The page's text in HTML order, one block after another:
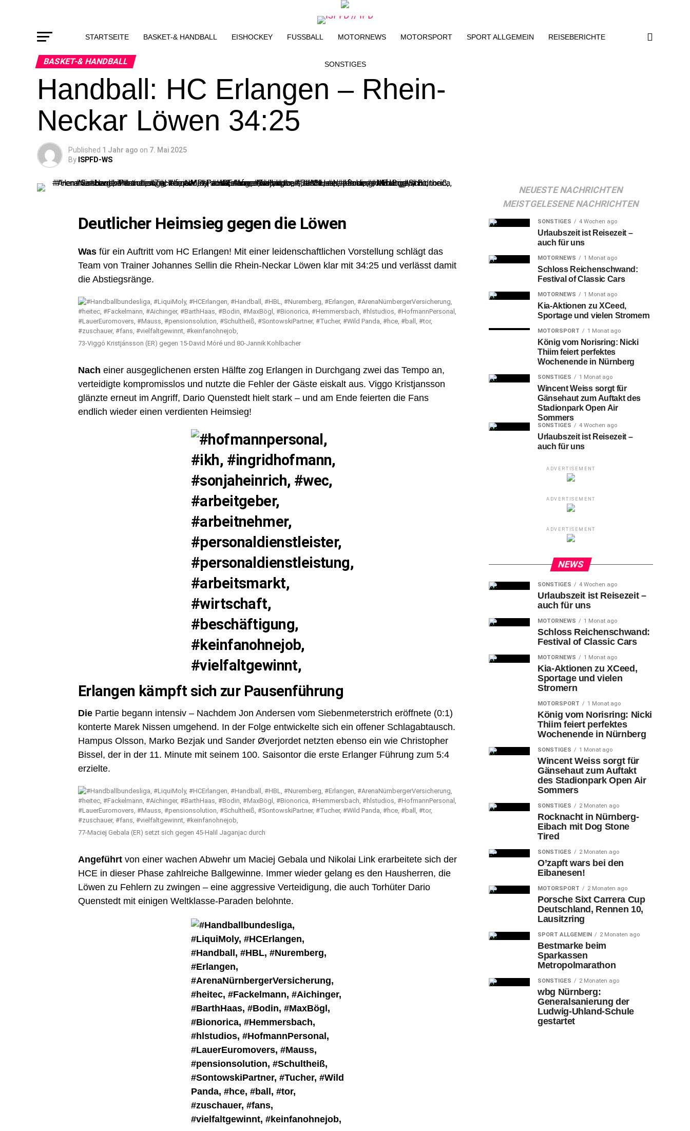
STARTSEITE BASKET-& HANDBALL EISHOCKEY FUSSBALL MOTORNEWS MOTORSPORT SPORT ALLGEMEIN REISEBERICHTE
SONSTIGES
BASKET-& HANDBALL
Handball: HC Erlangen – Rhein-
Neckar Löwen 34:25
Published 1 Jahr ago on 7. Mai 2025
By ISPFD-WS
Deutlicher Heimsieg gegen die Löwen
Was für ein Auftritt vom HC Erlangen! Mit einer leidenschaftlichen Vorstellung schlägt das
Team von Trainer Johannes Sellin die Rhein-Neckar Löwen klar mit 34:25 und verlässt damit
die Abstiegsränge.
73-Viggό Kristjánsson (ER) gegen 15-David Mόré und 80-Jannik Kohlbacher
Nach einer ausgeglichenen ersten Hälfte zog Erlangen in Durchgang zwei das Tempo an,
verteidigte kompromisslos und nutzte die Fehler der Gäste eiskalt aus. Viggo Kristjansson
glänzte erneut im Angriff, Dario Quenstedt hielt stark – und am Ende feierten die Fans
endlich wieder einen verdienten Heimsieg!
Erlangen kämpft sich zur Pausenführung
Die Partie begann intensiv – Nachdem Jon Andersen vom Siebenmeterstrich eröffnete (0:1)
konterte Marek Nissen umgehend. In der Folge entwickelte sich ein offener Schlagabtausch.
Hampus Olsson, Marko Bezjak und Sander Øverjordet netzten ebenso ein wie Christopher
Bissel, der in der 11. Minute mit seinem 100. Saisontor die erste Erlanger Führung zum 5:4
erzielte.
77-Maciej Gebala (ER) setzt sich gegen 45-Halil Jaganjac durch
Angeführt von einer wachen Abwehr um Maciej Gebala und Nikolai Link erarbeitete sich der
HCE in dieser Phase zahlreiche Ballgewinne. Immer wieder gelang es den Hausherren, die
Löwen zu Fehlern zu zwingen – eine aggressive Verteidigung, die auch Torhüter Dario
Quenstedt mit einigen Weltklasse-Paraden belohnte.
NEUESTE NACHRICHTEN
MEISTGELESENE NACHRICHTEN
SONSTIGES 4 Wochen ago
Urlaubszeit ist Reisezeit –
auch für uns
MOTORNEWS 1 Monat ago
Schloss Reichenschwand:
Festival of Classic Cars
MOTORNEWS 1 Monat ago
Kia-Aktionen zu XCeed,
Sportage und vielen Stromern
MOTORSPORT 1 Monat ago
König vom Norisring: Nicki
Thiim feiert perfektes
Wochenende in Nürnberg
SONSTIGES 1 Monat ago
Wincent Weiss sorgt für
Gänsehaut zum Auftakt des
Stadionpark Open Air
Sommers
SONSTIGES 4 Wochen ago
Urlaubszeit ist Reisezeit –
auch für uns
ADVERTISEMENT
ADVERTISEMENT
ADVERTISEMENT
NEWS
SONSTIGES 4 Wochen ago
Urlaubszeit ist Reisezeit –
auch für uns
MOTORNEWS 1 Monat ago
Schloss Reichenschwand:
Festival of Classic Cars
MOTORNEWS 1 Monat ago
Kia-Aktionen zu XCeed,
Sportage und vielen
Stromern
MOTORSPORT 1 Monat ago
König vom Norisring: Nicki
Thiim feiert perfektes
Wochenende in Nürnberg
SONSTIGES 1 Monat ago
Wincent Weiss sorgt für
Gänsehaut zum Auftakt
des Stadionpark Open Air
Sommers
SONSTIGES 2 Monaten ago
Rocknacht in Nürnberg-
Eibach mit Dog Stone
Tired
SONSTIGES 2 Monaten ago
O’zapft wars bei den
Eibanesen!
MOTORSPORT 2 Monaten ago
Porsche Sixt Carrera Cup
Deutschland, Rennen 10,
Lausitzring
SPORT ALLGEMEIN 2 Monaten ago
Bestmarke beim
Sparkassen
Metropolmarathon
SONSTIGES 2 Monaten ago
wbg Nürnberg:
Generalsanierung der
Ludwig-Uhland-Schule
gestartet